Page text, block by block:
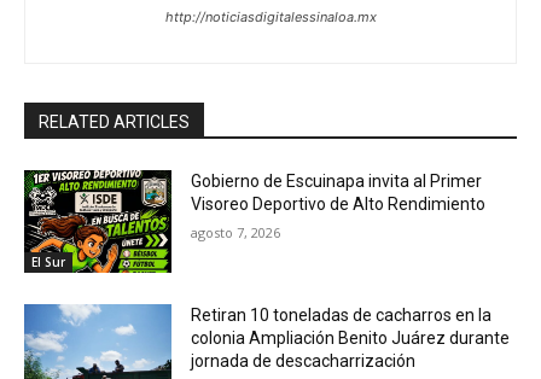
http://noticiasdigitalessinaloa.mx
RELATED ARTICLES
El Sur
Gobierno de Escuinapa invita al Primer
Visoreo Deportivo de Alto Rendimiento
agosto 7, 2026
Retiran 10 toneladas de cacharros en la
colonia Ampliación Benito Juárez durante
jornada de descacharrización